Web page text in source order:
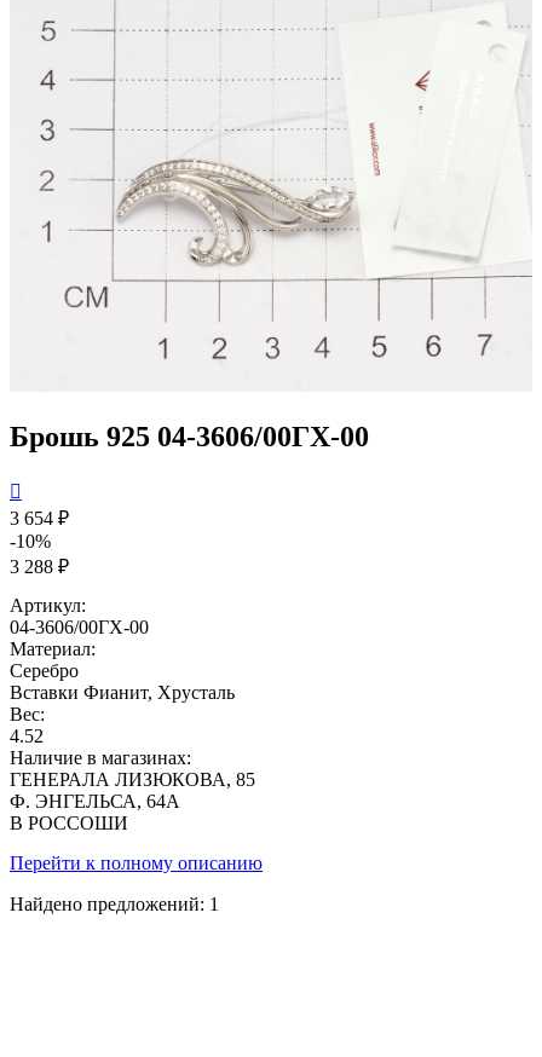
Брошь 925 04-3606/00ГХ-00

3 654 ₽
-10%
3 288 ₽
Артикул:
04-3606/00ГХ-00
Материал:
Серебро
Вставки Фианит, Хрусталь
Вес:
4.52
Наличие в магазинах:
ГЕНЕРАЛА ЛИЗЮКОВА, 85
Ф. ЭНГЕЛЬСА, 64А
В РОССОШИ
Перейти к полному описанию
Найдено предложений: 1